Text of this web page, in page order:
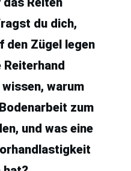
du dich,
den Zügel legen
Reiterhand
warum
zum
und was eine